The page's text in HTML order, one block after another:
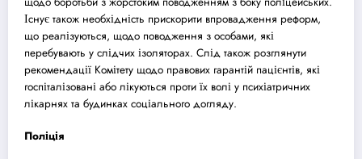
Існує також необхідність прискорити впровадження реформ,
що реалізуються, щодо поводження з особами, які
перебувають у слідчих ізоляторах. Слід також розглянути
рекомендації Комітету щодо правових гарантій пацієнтів, які
госпіталізовані або лікуються проти їх волі у психіатричних
лікарнях та будинках соціального догляду.
Поліція